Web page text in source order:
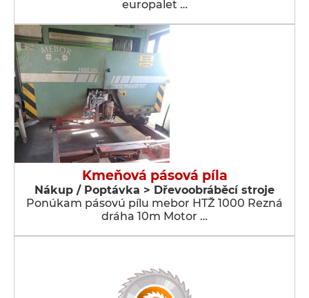
europalet …
Kmeňová pásová píla
Nákup / Poptávka > Dřevoobráběcí stroje
Ponúkam pásovú pílu mebor HTŽ 1000 Rezná
dráha 10m Motor …